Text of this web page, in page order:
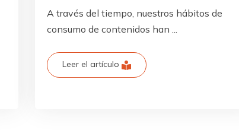
A través del tiempo, nuestros hábitos de
consumo de contenidos han ...
Leer el artículo